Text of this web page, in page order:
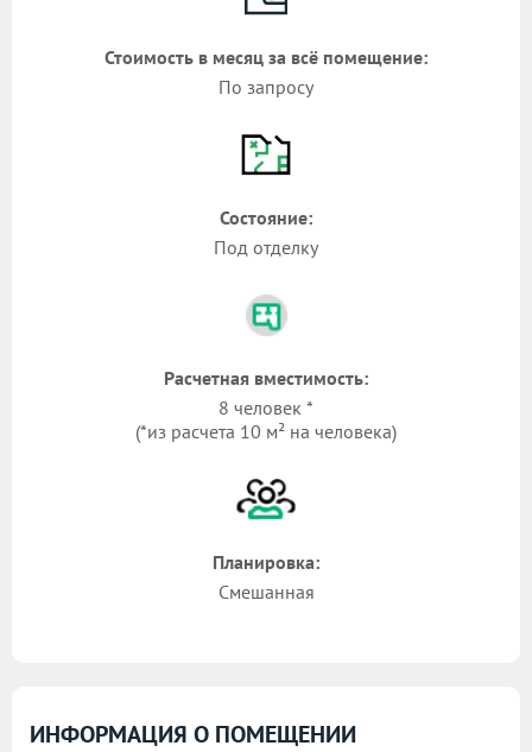
Стоимость в месяц за всё помещение:
По запросу
Состояние:
Под отделку
Расчетная вместимость:
8 человек *
(*из расчета 10 м² на человека)
Планировка:
Смешанная
ИНФОРМАЦИЯ О ПОМЕЩЕНИИ